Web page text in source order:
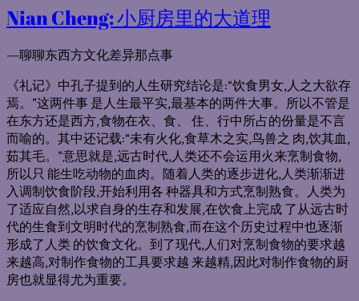
Nian Cheng: 小厨房里的大道理
—聊聊东西方文化差异那点事
《礼记》中孔子提到的人生研究结论是:“饮食男女,人之大欲存
焉。”这两件事 是人生最平实,最基本的两件大事。所以不管是
在东方还是西方,食物在衣、食、 住、行中所占的份量是不言
而喻的。其中还记载:“未有火化,食草木之实,鸟兽之 肉,饮其血,
茹其毛。”意思就是,远古时代,人类还不会运用火来烹制食物,
所以只 能生吃动物的血肉。随着人类的逐步进化,人类渐渐进
入调制饮食阶段,开始利用各 种器具和方式烹制熟食。人类为
了适应自然,以求自身的生存和发展,在饮食上完成 了从远古时
代的生食到文明时代的烹制熟食,而在这个历史过程中也逐渐
形成了人类 的饮食文化。到了现代,人们对烹制食物的要求越
来越高,对制作食物的工具要求越 来越精,因此对制作食物的厨
房也就显得尤为重要。